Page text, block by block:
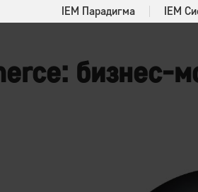
IEM Парадигма IEM
бизнес-